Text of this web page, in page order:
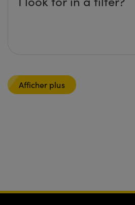
Afficher plus